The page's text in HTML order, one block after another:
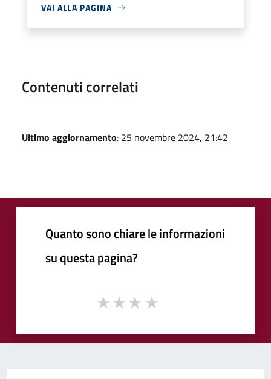
VAI ALLA PAGINA
Contenuti correlati
Ultimo aggiornamento: 25 novembre 2024, 21:42
Quanto sono chiare le informazioni
su questa pagina?